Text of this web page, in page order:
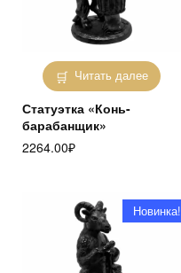
Читать далее
Статуэтка «Конь-
барабанщик»
2264.00₽
Новинка!